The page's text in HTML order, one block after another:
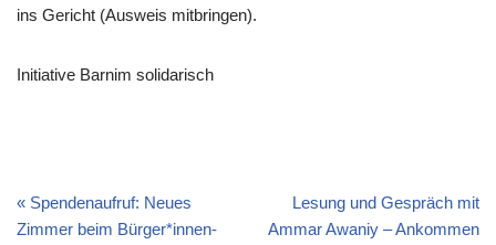
ins Gericht (Ausweis mitbringen).
Initiative Barnim solidarisch
Spendenaufruf: Neues
Zimmer beim Bürger*innen-
Lesung und Gespräch mit
Ammar Awaniy – Ankommen